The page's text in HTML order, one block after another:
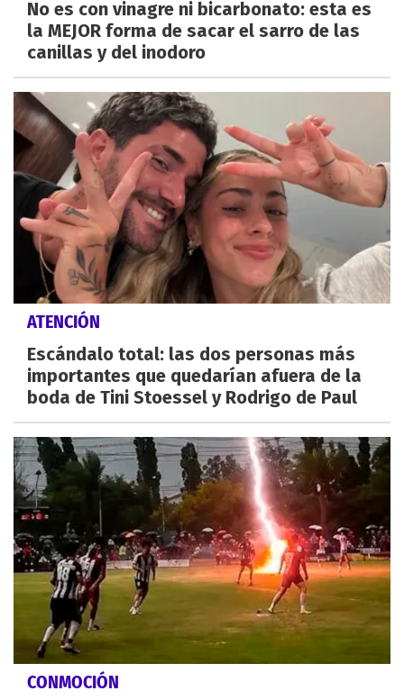
No es con vinagre ni bicarbonato: esta es
la MEJOR forma de sacar el sarro de las
canillas y del inodoro
ATENCIÓN
Escándalo total: las dos personas más
importantes que quedarían afuera de la
boda de Tini Stoessel y Rodrigo de Paul
CONMOCIÓN